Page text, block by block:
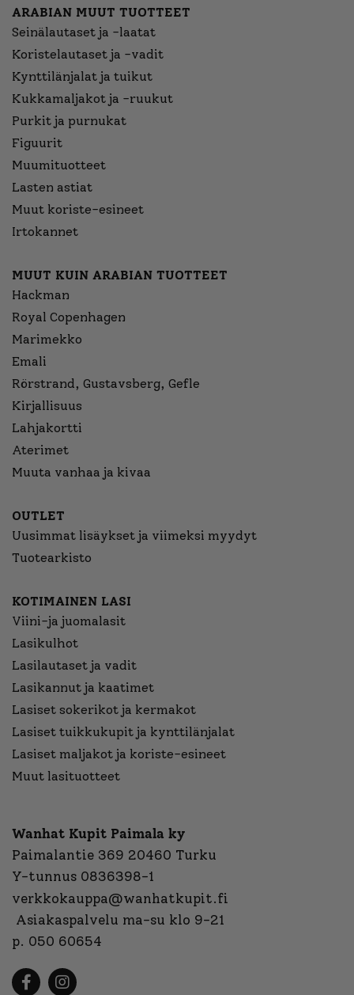
ARABIAN MUUT TUOTTEET
Seinälautaset ja -laatat
Koristelautaset ja -vadit
Kynttilänjalat ja tuikut
Kukkamaljakot ja -ruukut
Purkit ja purnukat
Figuurit
Muumituotteet
Lasten astiat
Muut koriste-esineet
Irtokannet
MUUT KUIN ARABIAN TUOTTEET
Hackman
Royal Copenhagen
Marimekko
Emali
Rörstrand, Gustavsberg, Gefle
Kirjallisuus
Lahjakortti
Aterimet
Muuta vanhaa ja kivaa
OUTLET
Uusimmat lisäykset ja viimeksi myydyt
Tuotearkisto
KOTIMAINEN LASI
Viini-ja juomalasit
Lasikulhot
Lasilautaset ja vadit
Lasikannut ja kaatimet
Lasiset sokerikot ja kermakot
Lasiset tuikkukupit ja kynttilänjalat
Lasiset maljakot ja koriste-esineet
Muut lasituotteet
Wanhat Kupit Paimala ky
Paimalantie 369 20460 Turku
Y-tunnus 0836398-1
verkkokauppa@wanhatkupit.fi
Asiakaspalvelu ma-su klo 9-21
p. 050 60654